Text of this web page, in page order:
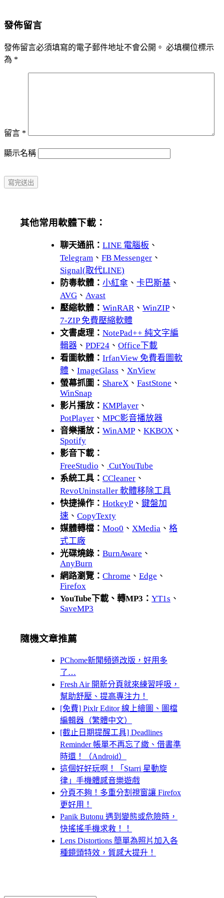
發佈留言
發佈留言必須填寫的電子郵件地址不會公開。 必填欄位標示
為 *
留言 *
顯示名稱
其他常用軟體下載：
聊天通訊： LINE 電腦板 、
Telegram 、 FB Messenger 、
Signal(取代LINE)
防毒軟體： 小紅傘 、 卡巴斯基 、
AVG 、 Avast
壓縮軟體： WinRAR、 WinZIP 、
7-ZIP 免費壓縮軟體
文書處理： NotePad++ 純文字編
輯器 、 PDF24 、 Office下載
看圖軟體： IrfanView 免費看圖軟
體 、 ImageGlass 、 XnView
螢幕抓圖： ShareX 、 FastStone 、
WinSnap
影片播放： KMPlayer 、
PotPlayer 、 MPC影音播放器
音樂播放： WinAMP 、 KKBOX 、
Spotify
影音下載：
FreeStudio 、 CutYouTube
系統工具： CCleaner 、
RevoUninstaller 軟體移除工具
快捷操作： HotkeyP 、 鍵盤加
速 、 CopyTexty
媒體轉檔： Moo0 、 XMedia 、 格
式工廠
光碟燒錄： BurnAware 、
AnyBurn
網路瀏覽： Chrome 、 Edge 、
Firefox
YouTube下載、轉MP3： YT1s 、
SaveMP3
隨機文章推薦
PChome新聞頻道改版，好用多
了…
Fresh Air 開新分頁就來練習呼吸，
幫助舒壓、提高專注力！
[免費] Pixlr Editor 線上繪圖、圖檔
編輯器（繁體中文）
[截止日期提醒工具] Deadlines
Reminder 帳單不再忘了繳、借書準
時還！（Android）
這個好好玩啊！「Starri 星動旋
律」手機體感音樂遊戲
分頁不夠！多重分割視窗讓 Firefox
更好用！
Panik Butonu 遇到變態或危險時，
快搖搖手機求救！！
Lens Distortions 簡單為照片加入各
種鏡頭特效，質感大提升！